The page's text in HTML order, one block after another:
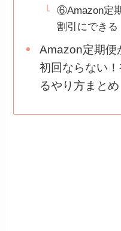
⑥Amazon定
割引にできる
Amazon定期便
初回ならない
るやり方まとめ